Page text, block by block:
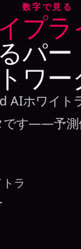
数字で見る
プラ
パー
トワー
AIホワイト
す——予測
ラ